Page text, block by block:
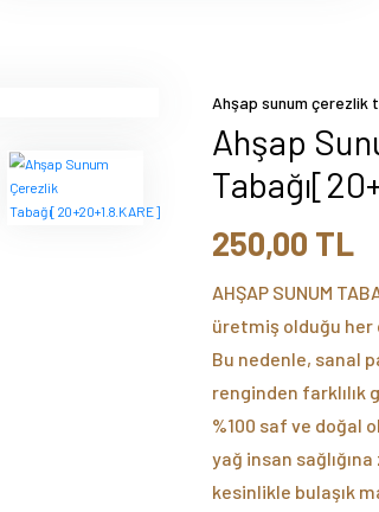
Ahşap sunum çerezlik
Ahşap
250,00 TL
AHŞAP SUNUM
üretmiş olduğu her
Bu nedenle, sanal
renginden farklılık
%100 saf ve doğal
yağ insan
kesinlikle bulaşık